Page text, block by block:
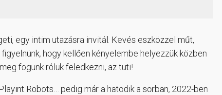
egy intim utazásra invitál. Kevés eszközzel műt,
hogy kellően kényelembe helyezzük közben
fogunk róluk feledkezni, az tuti!
Robots… pedig már a hatodik a sorban, 2022-ben